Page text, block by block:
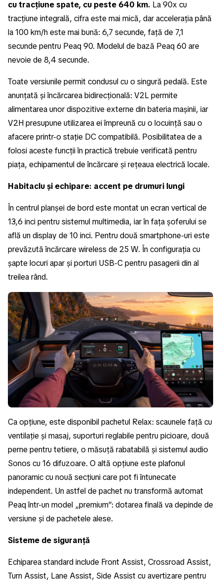
cu tracțiune spate, cu peste 640 km. La 90x cu
tracțiune integrală, cifra este mai mică, dar accelerația până
la 100 km/h este mai bună: 6,7 secunde, față de 7,1
secunde pentru Peaq 90. Modelul de bază Peaq 60 are
nevoie de 8,4 secunde.
Toate versiunile permit condusul cu o singură pedală. Este
anunțată și încărcarea bidirecțională: V2L permite
alimentarea unor dispozitive externe din bateria mașinii, iar
V2H presupune utilizarea ei împreună cu o locuință sau o
afacere printr-o stație DC compatibilă. Posibilitatea de a
folosi aceste funcții în practică trebuie verificată pentru
piața, echipamentul de încărcare și rețeaua electrică locale.
Habitaclu și echipare: accent pe drumuri lungi
În centrul planșei de bord este montat un ecran vertical de
13,6 inci pentru sistemul multimedia, iar în fața șoferului se
află un display de 10 inci. Pentru două smartphone-uri este
prevăzută încărcare wireless de 25 W. În configurația cu
șapte locuri apar și porturi USB-C pentru pasagerii din al
treilea rând.
Ca opțiune, este disponibil pachetul Relax: scaunele față cu
ventilație și masaj, suporturi reglabile pentru picioare, două
perne pentru tetiere, o măsuță rabatabilă și sistemul audio
Sonos cu 16 difuzoare. O altă opțiune este plafonul
panoramic cu nouă secțiuni care pot fi întunecate
independent. Un astfel de pachet nu transformă automat
Peaq într-un model „premium”: dotarea finală va depinde de
versiune și de pachetele alese.
Sisteme de siguranță
Echiparea standard include Front Assist, Crossroad Assist,
Turn Assist, Lane Assist, Side Assist cu avertizare pentru